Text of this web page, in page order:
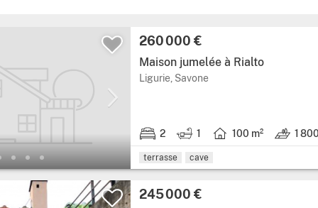
260 000 €
Maison jumelée à Rialto
Ligurie, Savone
2 1 100 m² 1
terrasse cave
245 000 €